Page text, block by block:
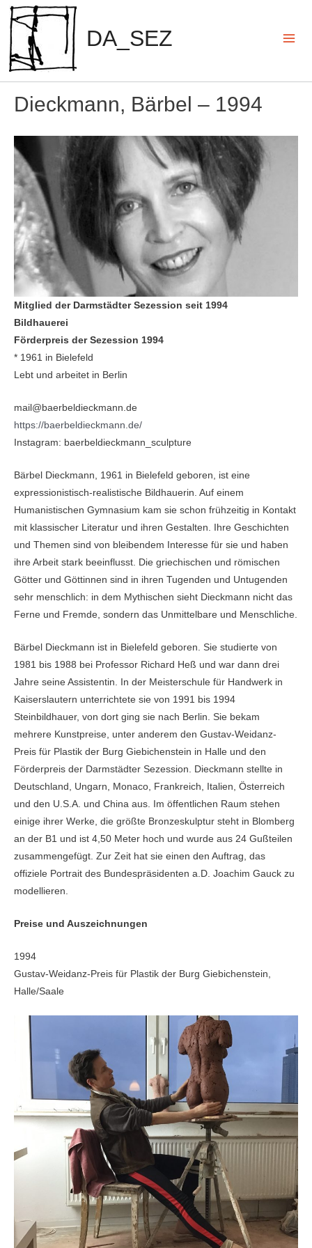
Zum
Inhalt
springen
DA_SEZ
Dieckmann, Bärbel – 1994
Mitglied der Darmstädter Sezession seit 1994
Bildhauerei
Förderpreis der Sezession 1994
* 1961 in Bielefeld
Lebt und arbeitet in Berlin
mail@baerbeldieckmann.de
https://baerbeldieckmann.de/
Instagram: baerbeldieckmann_sculpture
Bärbel Dieckmann, 1961 in Bielefeld geboren, ist eine
expressionistisch-realistische Bildhauerin. Auf einem
Humanistischen Gymnasium kam sie schon frühzeitig in Kontakt
mit klassischer Literatur und ihren Gestalten. Ihre Geschichten
und Themen sind von bleibendem Interesse für sie und haben
ihre Arbeit stark beeinflusst. Die griechischen und römischen
Götter und Göttinnen sind in ihren Tugenden und Untugenden
sehr menschlich: in dem Mythischen sieht Dieckmann nicht das
Ferne und Fremde, sondern das Unmittelbare und Menschliche.
Bärbel Dieckmann ist in Bielefeld geboren. Sie studierte von
1981 bis 1988 bei Professor Richard Heß und war dann drei
Jahre seine Assistentin. In der Meisterschule für Handwerk in
Kaiserslautern unterrichtete sie von 1991 bis 1994
Steinbildhauer, von dort ging sie nach Berlin. Sie bekam
mehrere Kunstpreise, unter anderem den Gustav-Weidanz-
Preis für Plastik der Burg Giebichenstein in Halle und den
Förderpreis der Darmstädter Sezession. Dieckmann stellte in
Deutschland, Ungarn, Monaco, Frankreich, Italien, Österreich
und den U.S.A. und China aus. Im öffentlichen Raum stehen
einige ihrer Werke, die größte Bronzeskulptur steht in Blomberg
an der B1 und ist 4,50 Meter hoch und wurde aus 24 Gußteilen
zusammengefügt. Zur Zeit hat sie einen den Auftrag, das
offiziele Portrait des Bundespräsidenten a.D. Joachim Gauck zu
modellieren.
Preise und Auszeichnungen
1994
Gustav-Weidanz-Preis für Plastik der Burg Giebichenstein,
Halle/Saale